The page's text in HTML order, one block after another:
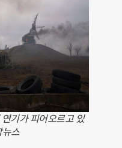
기가 피어오르고 있
뉴스